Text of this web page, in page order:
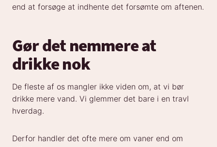
end at forsøge at indhente det forsømte om aftenen.
Gør det nemmere at
drikke nok
De fleste af os mangler ikke viden om, at vi bør
drikke mere vand. Vi glemmer det bare i en travl
hverdag.
Derfor handler det ofte mere om vaner end om